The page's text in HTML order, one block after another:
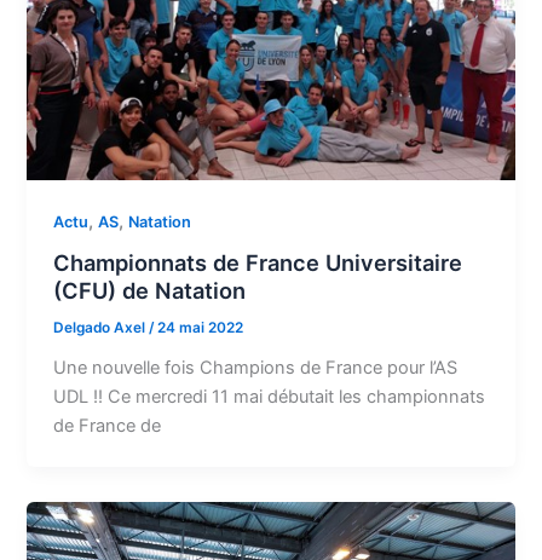
Actu,AS, Natation
Championnats de France Universitaire
(CFU) de Natation
Delgado Axel/24 mai 2022
Une nouvelle fois Champions de France pour l’AS
UDL !! Ce mercredi 11 mai débutait les championnats
de France de